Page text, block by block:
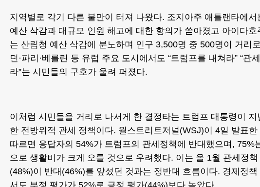
지역별로 각기 다른 불만이 터져 나왔다. 조지아주 애틀랜타에서
예산 삭감과 대규모 인원 해고에 대한 항의가 쏟아졌고 아이다호
는 산림청 예산 삭감에 분노하며 인구 3,500명 중 500명이 거리
던·파리·베를린 등 유럽 주요 도시에서도 “트럼프를 내쳐라” “관
라”는 시민들의 구호가 울려 퍼졌다.
이처럼 시민들을 거리로 나서게 한 결정타는 트럼프 대통령이 지
한 전방위적 관세 정책이다. 월스트리트저널(WSJ)이 4일 발표한
따르면 응답자의 54%가 트럼프의 관세정책에 반대했으며, 75%
으로 생활비가 크게 오를 것으로 우려했다. 이는 올 1월 관세정책
(48%)이 반대(46%)를 앞섰던 것과는 정반대 흐름이다. 경제정책
서도 부정 평가가 52%로 긍정 평가(44%)보다 높았다.